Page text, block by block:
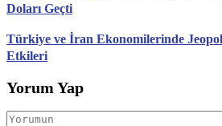
Doları Geçti
Türkiye ve İran Ekonomilerinde
Etkileri
Yorum Yap